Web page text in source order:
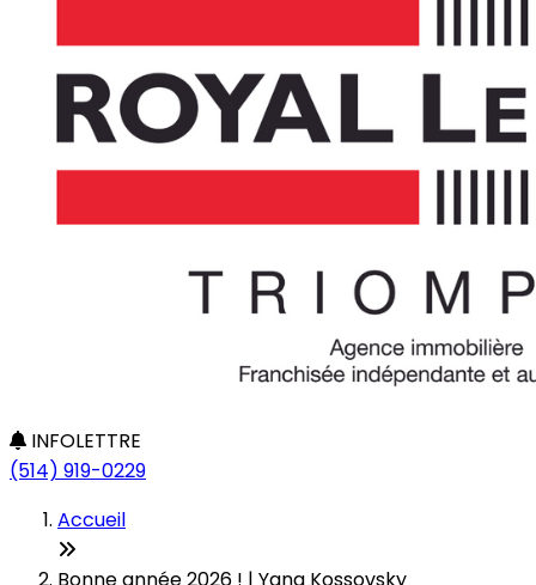
INFOLETTRE
(514) 919-0229
Accueil